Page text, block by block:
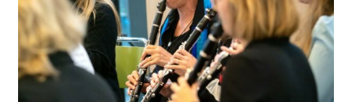
WORD LID
WINKELWAGEN